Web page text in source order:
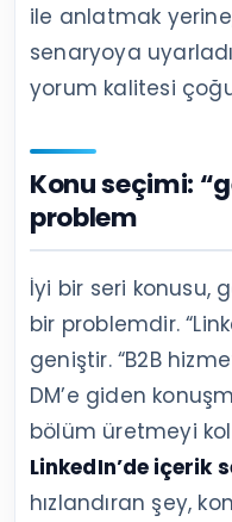
ile anlatmak
senaryoya
yorum kalitesi
Konu seçimi:
problem
İyi bir seri konusu,
bir problemdir.
geniştir. “B2B
DM’e giden
bölüm üretmeyi
LinkedIn’de içerik
hızlandıran şey,